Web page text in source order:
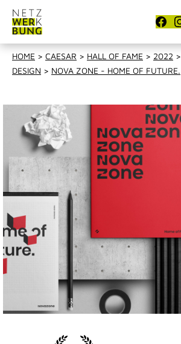
HOME > CAESAR > HALL OF FAME > 2022 >
DESIGN > NOVA ZONE - HOME OF FUTURE.